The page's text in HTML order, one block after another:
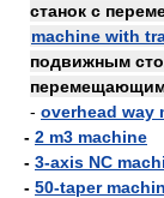
станок с
machine with
подвижным
- overhead way
- 2 m3 machine
- 3-axis NC
- 50-taper